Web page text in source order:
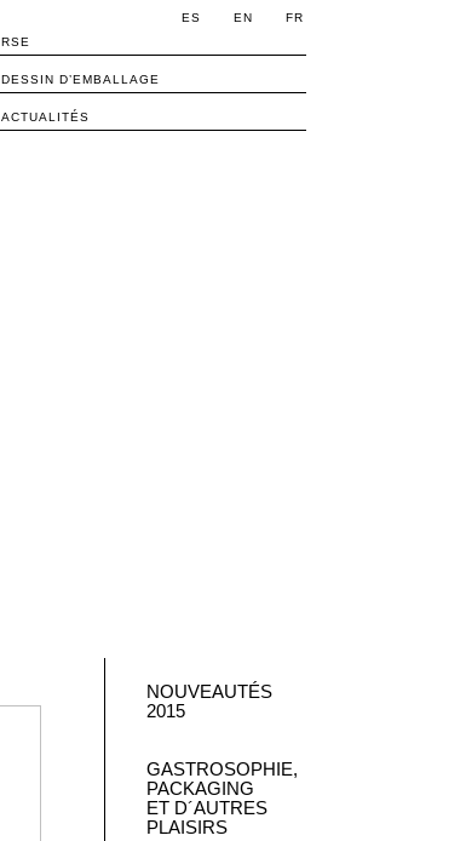
RSE
DESSIN D’EMBALLAGE
ACTUALITÉS
ES EN FR
NOUVEAUTÉS
2015
GASTROSOPHIE,
PACKAGING
ET D´AUTRES
PLAISIRS